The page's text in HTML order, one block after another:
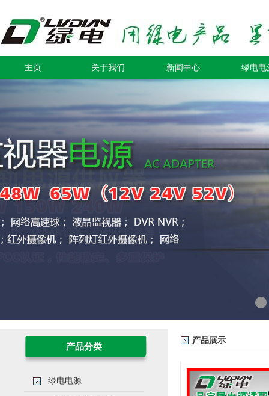
主页 关于我们 新闻中心 绿电电
产品展示
产品分类
绿电电源